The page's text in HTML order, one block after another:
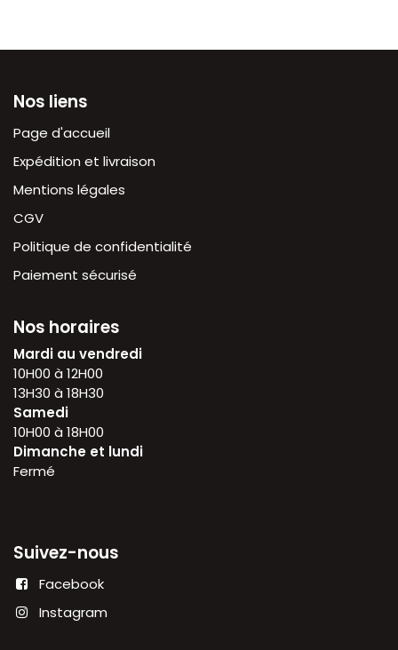
Nos liens
Page d'accueil
Expédition et livraison
Mentions légales
CGV
Politique de confidentialité
Paiement sécurisé
Nos horaires
Mardi au vendredi
10H00 à 12H00
13H30 à 18H30
Samedi
10H00 à 18H00
Dimanche et lundi
Fermé
Suivez-nous
Facebook
Instagram